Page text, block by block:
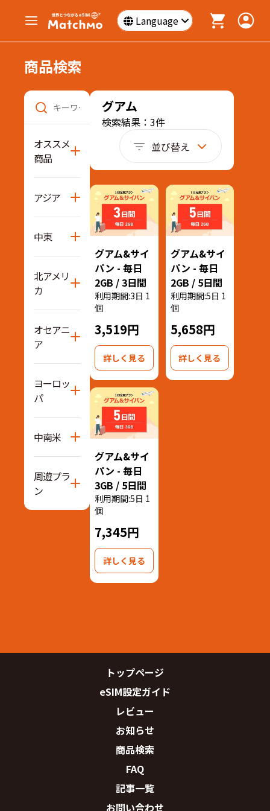
Language
商品検索
オススメ
商品
アジア
中東
北アメリ
カ
オセアニ
ア
ヨーロッ
パ
中南米
周遊プラ
ン
グアム
検索結果：3件
並び替え
グアム&サイ
パン - 毎日
2GB / 3日間
利用期間:3日 1
個
3,519円
詳しく見る
グアム&サイ
パン - 毎日
2GB / 5日間
利用期間:5日 1
個
5,658円
詳しく見る
グアム&サイ
パン - 毎日
3GB / 5日間
利用期間:5日 1
個
7,345円
詳しく見る
トップページ
eSIM設定ガイド
レビュー
お知らせ
商品検索
FAQ
記事一覧
お問い合わせ